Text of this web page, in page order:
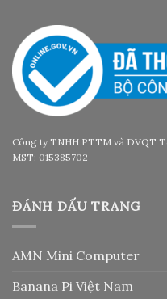
Công ty TNHH PTTM và DVQT
MST: 015385702
ĐÁNH DẤU TRANG
AMN Mini Computer
Banana Pi Việt Nam